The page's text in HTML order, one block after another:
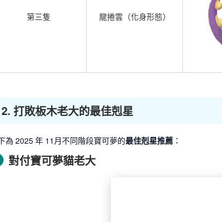
第三隻 龍捲雲（化身形態）
2. 打敗板木老大的最佳剋星
為 2025 年 11月不同階段寶可夢的最佳剋星推薦 ：
對付寶可夢貓老大